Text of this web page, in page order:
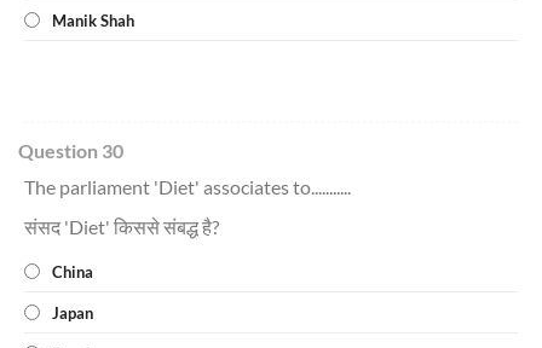
Manik Shah
Question 30
The parliament 'Diet' associates to...........
संसद 'Diet' किससे संबद्ध है?
China
Japan